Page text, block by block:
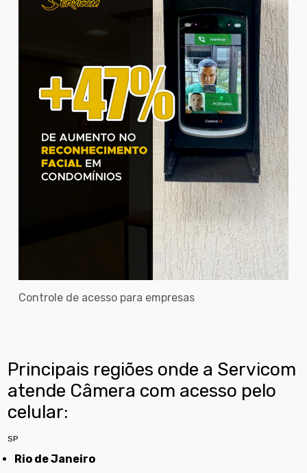
Controle de acesso para empresas
Principais regiões onde a Servicom
atende Câmera com acesso pelo
celular:
SP
Rio de Janeiro